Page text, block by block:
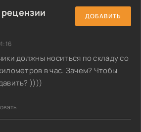
ДОБАВИТЬ
должны носиться по складу со
в час. Зачем? Чтобы
))))